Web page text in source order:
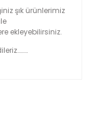
şık ürünlerimiz
ekleyebilirsiniz.